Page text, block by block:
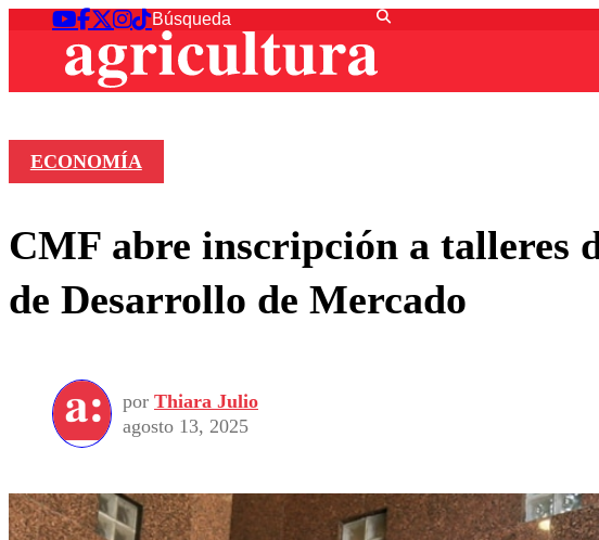
ECONOMÍA
CMF abre inscripción a talleres
de Desarrollo de Mercado
por Thiara Julio
agosto 13, 2025